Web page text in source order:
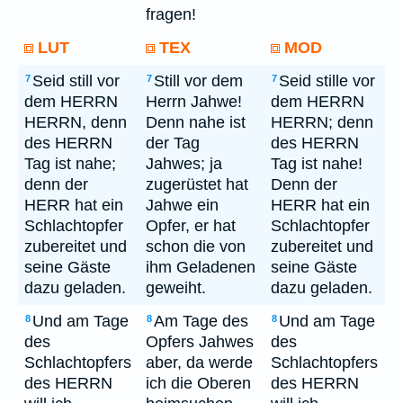
fragen!
LUT
TEX MOD
7 Seid still vor
dem HERRN
HERRN, denn
des HERRN
Tag ist nahe;
denn der
HERR hat ein
Schlachtopfer
zubereitet und
seine Gäste
dazu geladen.
7 Still vor dem
Herrn Jahwe!
Denn nahe ist
der Tag
Jahwes; ja
zugerüstet hat
Jahwe ein
Opfer, er hat
schon die von
ihm Geladenen
geweiht.
7 Seid stille vor
dem HERRN
HERRN; denn
des HERRN
Tag ist nahe!
Denn der
HERR hat ein
Schlachtopfer
zubereitet und
seine Gäste
dazu geladen.
8 Und am Tage
des
Schlachtopfers
des HERRN
8Am Tage des
Opfers Jahwes
aber, da werde
ich die Oberen
8 Und am Tage
des
Schlachtopfers
des HERRN